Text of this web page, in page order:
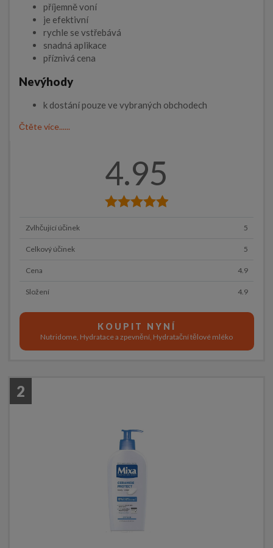
příjemně voní
je efektivní
rychle se vstřebává
snadná aplikace
příznivá cena
Nevýhody
k dostání pouze ve vybraných obchodech
Čtěte více......
4.95
Zvlhčující účinek 5
Celkový účinek 5
Cena 4.9
Složení 4.9
KOUPIT NYNÍ
Nutridome, Hydratace a zpevnění, Hydratační tělové mléko
2